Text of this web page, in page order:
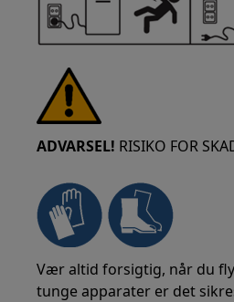
ADVARSEL! RISIKO FOR
Vær altid forsigtig, når du
tunge apparater er det